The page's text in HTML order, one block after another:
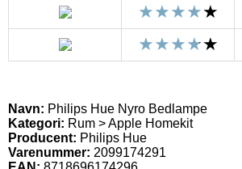
Navn: Philips Hue Nyro Bedlampe
Kategori: Rum > Apple Homekit
Producent: Philips Hue
Varenummer: 2099174291